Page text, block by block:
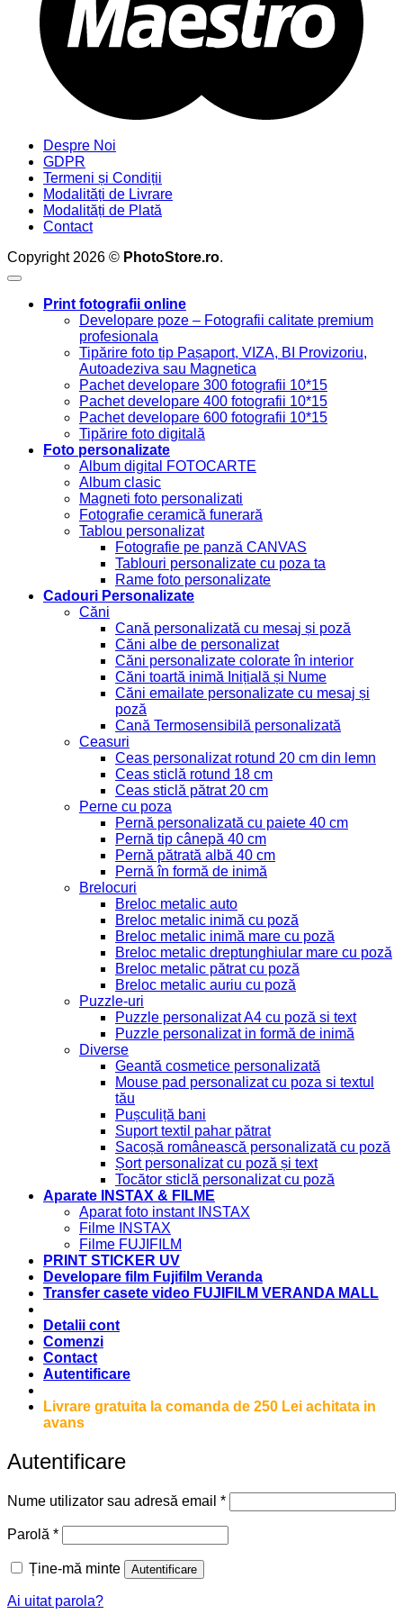
Despre Noi
GDPR
Termeni și Condiții
Modalități de Livrare
Modalități de Plată
Contact
Copyright 2026 © PhotoStore.ro.
Print fotografii online
Developare poze – Fotografii calitate premium
profesionala
Tipărire foto tip Pașaport, VIZA, BI Provizoriu,
Autoadeziva sau Magnetica
Pachet developare 300 fotografii 10*15
Pachet developare 400 fotografii 10*15
Pachet developare 600 fotografii 10*15
Tipărire foto digitală
Foto personalizate
Album digital FOTOCARTE
Album clasic
Magneti foto personalizati
Fotografie ceramică funerară
Tablou personalizat
Fotografie pe panză CANVAS
Tablouri personalizate cu poza ta
Rame foto personalizate
Cadouri Personalizate
Căni
Cană personalizată cu mesaj și poză
Căni albe de personalizat
Căni personalizate colorate în interior
Căni toartă inimă Inițială și Nume
Căni emailate personalizate cu mesaj și
poză
Cană Termosensibilă personalizată
Ceasuri
Ceas personalizat rotund 20 cm din lemn
Ceas sticlă rotund 18 cm
Ceas sticlă pătrat 20 cm
Perne cu poza
Pernă personalizată cu paiete 40 cm
Pernă tip cânepă 40 cm
Pernă pătrată albă 40 cm
Pernă în formă de inimă
Brelocuri
Breloc metalic auto
Breloc metalic inimă cu poză
Breloc metalic inimă mare cu poză
Breloc metalic dreptunghiular mare cu poză
Breloc metalic pătrat cu poză
Breloc metalic auriu cu poză
Puzzle-uri
Puzzle personalizat A4 cu poză si text
Puzzle personalizat in formă de inimă
Diverse
Geantă cosmetice personalizată
Mouse pad personalizat cu poza si textul
tău
Pușculiță bani
Suport textil pahar pătrat
Sacoșă românească personalizată cu poză
Șort personalizat cu poză și text
Tocător sticlă personalizat cu poză
Aparate INSTAX & FILME
Aparat foto instant INSTAX
Filme INSTAX
Filme FUJIFILM
PRINT STICKER UV
Developare film Fujifilm Veranda
Transfer casete video FUJIFILM VERANDA MALL
Detalii cont
Comenzi
Contact
Autentificare
Livrare gratuita la comanda de 250 Lei achitata in
avans
Autentificare
Nume utilizator sau adresă email *Obligatoriu
Parolă *Obligatoriu
Ține-mă minte Autentificare
Ai uitat parola?